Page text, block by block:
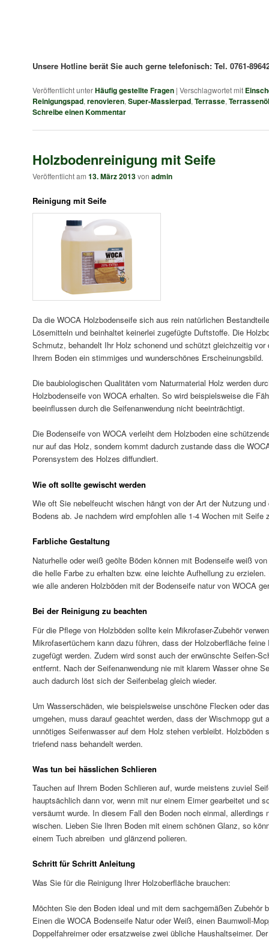
Unsere Hotline berät Sie auch gerne telefonisch: Tel. 0761-
Veröffentlicht unterHäufig gestellte Fragen | Verschlagwortet mit
Reinigungspad, renovieren, Super-Massierpad, Terrasse, Terrassenöl
Schreibe einen Kommentar
Holzbodenreinigung mit Seife
Veröffentlicht am 13. März 2013von admin
Reinigung mit Seife
Da die WOCA Holzbodenseife sich aus rein natürlichen
Lösemitteln und beinhaltet keinerlei zugefügte Duftstoffe. Die
Schmutz, behandelt Ihr Holz schonend und schützt gleichzeitig
Ihrem Boden ein stimmiges und wunderschönes Erscheinungsbild.
Die baubiologischen Qualitäten vom Naturmaterial Holz werden
Holzbodenseife von WOCA erhalten. So wird beispielsweise die
beeinflussen durch die Seifenanwendung nicht beeinträchtigt.
Die Bodenseife von WOCA verleiht dem Holzboden eine
nur auf das Holz, sondern kommt dadurch zustande dass die
Porensystem des Holzes diffundiert.
Wie oft sollte gewischt werden
Wie oft Sie nebelfeucht wischen hängt von der Art der Nutzung
Bodens ab. Je nachdem wird empfohlen alle 1-4 Wochen mit Seife
Farbliche Gestaltung
Naturhelle oder weiß geölte Böden können mit Bodenseife weiß
die helle Farbe zu erhalten bzw. eine leichte Aufhellung zu
wie alle anderen Holzböden mit der Bodenseife natur von WOCA
Bei der Reinigung zu beachten
Für die Pflege von Holzböden sollte kein Mikrofaser-Zubehör
Mikrofasertüchern kann dazu führen, dass der Holzoberfläche
zugefügt werden. Zudem wird sonst auch der erwünschte Seifen-
entfernt. Nach der Seifenanwendung nie mit klarem Wasser ohne
auch dadurch löst sich der Seifenbelag gleich wieder.
Um Wasserschäden, wie beispielsweise unschöne Flecken oder
umgehen, muss darauf geachtet werden, dass der Wischmopp gut
unnötiges Seifenwasser auf dem Holz stehen verbleibt. Holzböden
triefend nass behandelt werden.
Was tun bei hässlichen Schlieren
Tauchen auf Ihrem Boden Schlieren auf, wurde meistens zuviel
hauptsächlich dann vor, wenn mit nur einem Eimer gearbeitet und
versäumt wurde. In diesem Fall den Boden noch einmal, allerdings
wischen. Lieben Sie Ihren Boden mit einem schönen Glanz, so
einem Tuch abreiben und glänzend polieren.
Schritt für Schritt Anleitung
Was Sie für die Reinigung Ihrer Holzoberfläche brauchen:
Möchten Sie den Boden ideal und mit dem sachgemäßen Zubehör
Einen die WOCA Bodenseife Natur oder Weiß, einen Baumwoll-
Doppelfahreimer oder ersatzweise zwei übliche Haushaltseimer.